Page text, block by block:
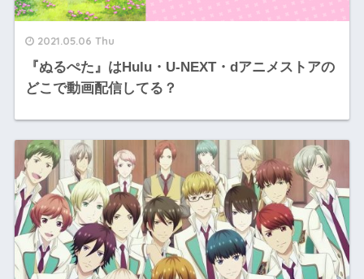
2021.05.06 Thu
『ぬるぺた』はHulu・U-NEXT・dアニメストアの
どこで動画配信してる？